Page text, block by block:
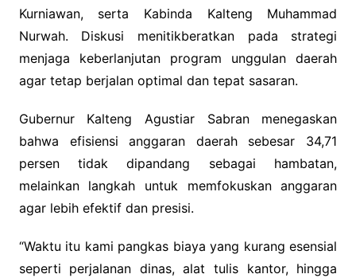
Kurniawan, serta Kabinda Kalteng Muhammad
Nurwah. Diskusi menitikberatkan pada strategi
menjaga keberlanjutan program unggulan daerah
agar tetap berjalan optimal dan tepat sasaran.
Gubernur Kalteng Agustiar Sabran menegaskan
bahwa efisiensi anggaran daerah sebesar 34,71
persen tidak dipandang sebagai hambatan,
melainkan langkah untuk memfokuskan anggaran
agar lebih efektif dan presisi.
“Waktu itu kami pangkas biaya yang kurang esensial
seperti perjalanan dinas, alat tulis kantor, hingga